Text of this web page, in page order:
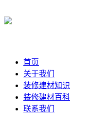
首页
关于我们
装修建材知识
装修建材百科
联系我们